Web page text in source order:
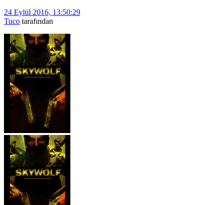
24 Eylül 2016, 13:50:29
Tuco tarafından